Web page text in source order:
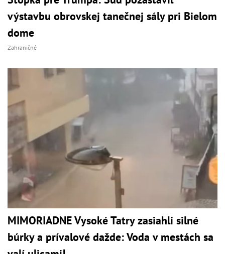
výstavbu obrovskej tanečnej sály pri Bielom
dome
Zahraničné
MIMORIADNE Vysoké Tatry zasiahli silné
búrky a prívalové dažde: Voda v mestách sa